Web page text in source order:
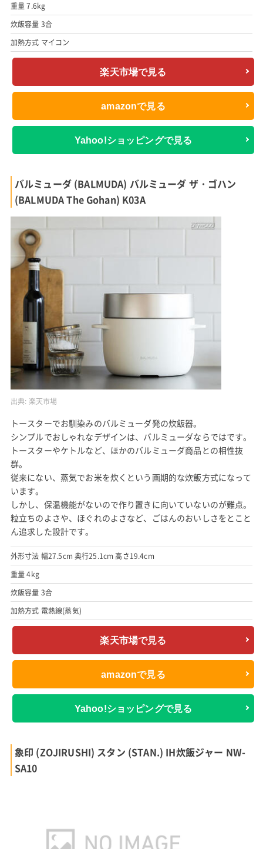
重量 7.6kg
炊飯容量 3合
加熱方式 マイコン
楽天市場で見る
amazonで見る
Yahoo!ショッピングで見る
バルミューダ (BALMUDA) バルミューダ ザ・ゴハン
(BALMUDA The Gohan) K03A
出典: 楽天市場
トースターでお馴染みのバルミューダ発の炊飯器。
シンプルでおしゃれなデザインは、バルミューダならではです。
トースターやケトルなど、ほかのバルミューダ商品との相性抜
群。
従来にない、蒸気でお米を炊くという画期的な炊飯方式になって
います。
しかし、保温機能がないので作り置きに向いていないのが難点。
粒立ちのよさや、ほぐれのよさなど、ごはんのおいしさをとこと
ん追求した設計です。
外形寸法 幅27.5cm 奥行25.1cm 高さ19.4cm
重量 4kg
炊飯容量 3合
加熱方式 電熱線(蒸気)
楽天市場で見る
amazonで見る
Yahoo!ショッピングで見る
象印 (ZOJIRUSHI) スタン (STAN.) IH炊飯ジャー NW-
SA10